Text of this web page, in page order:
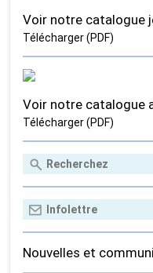
Voir notre catalogue
Télécharger (PDF)
Voir notre catalogue
Télécharger (PDF)
Nouvelles et